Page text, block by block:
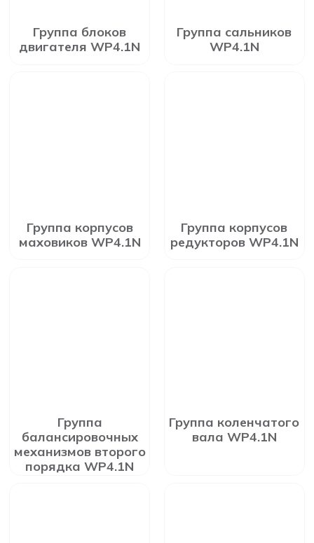
Группа блоков
двигателя WP4.1N
Группа сальников
WP4.1N
Группа корпусов
маховиков WP4.1N
Группа корпусов
редукторов WP4.1N
Группа
балансировочных
механизмов второго
порядка WP4.1N
Группа коленчатого
вала WP4.1N